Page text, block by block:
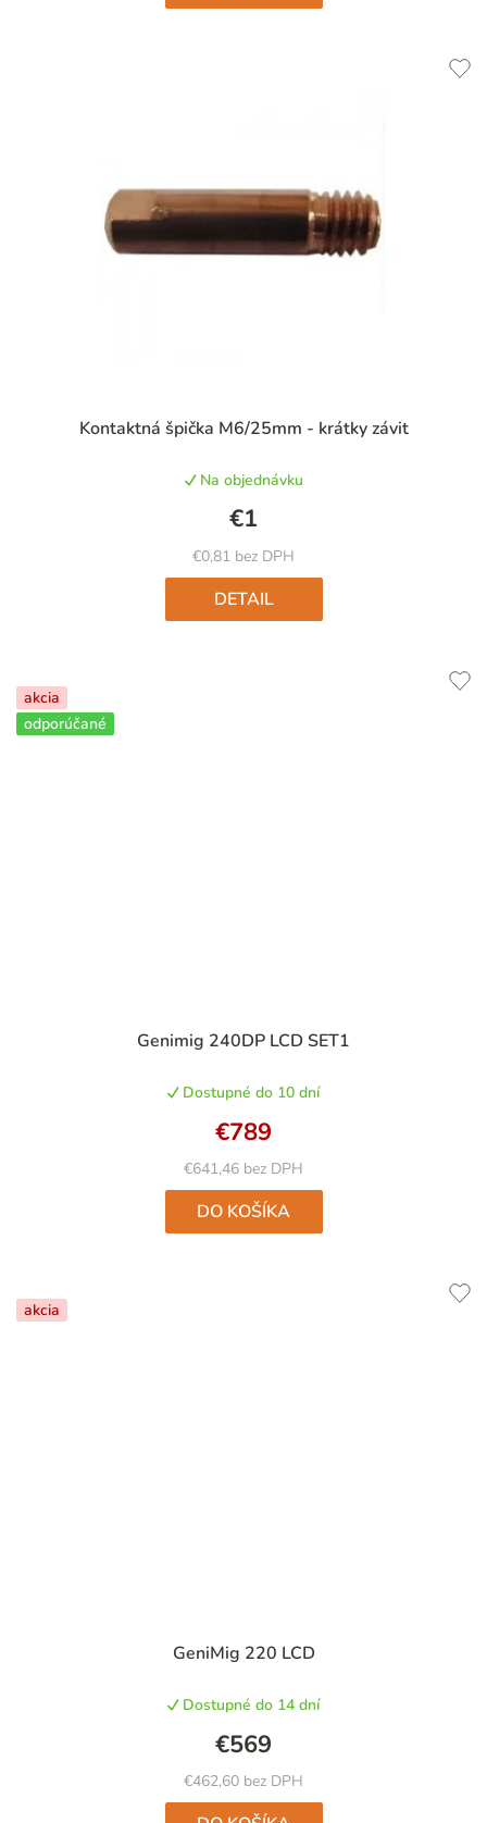
Kontaktná špička M6/25mm - krátky závit
hodnotenie
je
5,0
z
5
hviezdičiek.
Na objednávku
€0,81 bez DPH
€1
DETAIL
akcia
odporúčané
Genimig 240DP LCD SET1
hodnotenie
je
5,0
z
5
hviezdičiek.
Dostupné do 10 dní
€641,46 bez DPH
€789
DO KOŠÍKA
akcia
GeniMig 220 LCD
Dostupné do 14 dní
€462,60 bez DPH
€569